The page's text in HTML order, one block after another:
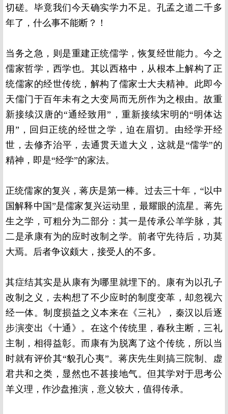
切磋。毕竟我们今天确实学力不足。孔孟之道二千多
年了，什么事不能断？！
当务之急，则是重建正统儒学，恢复经世能力。今之
儒家哲学，西学也。其以西格中，从根本上解构了正
统儒家的经世传统，解构了儒家士大夫精神。此即今
天儒门于百年未有之大变局而无所作为之根由。故重
新接续汉唐的“通经致用”，重新接续宋明的“明体达
用”，回归正统的经世之学，迫在眉切。由经学开经
世，去修齐治平，去通贯天道大义，这就是“儒学”的
精神，即是“经学”的家法。
正统儒家的复兴，蒋庆是第一棒。过去三十年，“以中
国解释中国”是儒家复兴运动里，最耀眼的流星。蒋先
生之学，可粗分为二部分：其一是传承公羊学脉，其
二是承康有为的应时改制之学。前者守先待后，功莫
大焉。后者争议颇大，接受人的不多。
其症结其实是从康有为哪里就埋下的。康有为以孔子
改制之义，去构想了不少应时的制度变革，却忽视六
经一体。制度损益之义本来在《三礼》，秦汉以后逐
步演变出《十通》。在这个传统里，春秋主断，三礼
主制，相得益彰。而康有为脱离了这个传统，所以当
时就有评价其“貌孔心夷”。蒋庆先生则搞三院制、虚
君共和之类，显然也不甚接地气。但其学对于思考公
羊义理，作沙盘推演，意义较大，值得传承。